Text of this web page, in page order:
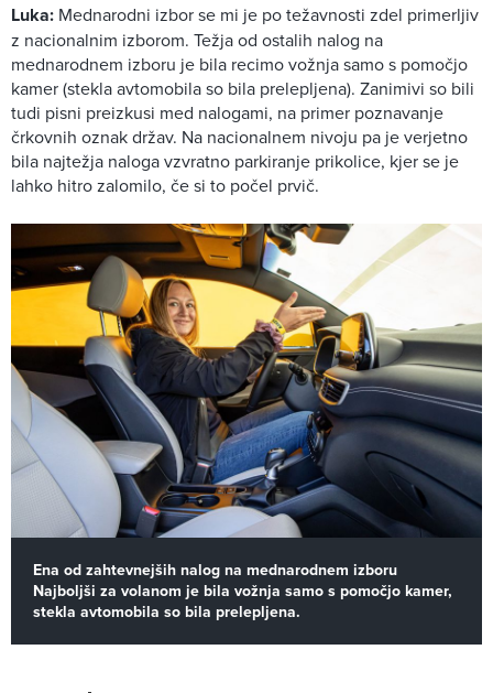
Luka: Mednarodni izbor se mi je po težavnosti zdel primerljiv
z nacionalnim izborom. Težja od ostalih nalog na
mednarodnem izboru je bila recimo vožnja samo s pomočjo
kamer (stekla avtomobila so bila prelepljena). Zanimivi so bili
tudi pisni preizkusi med nalogami, na primer poznavanje
črkovnih oznak držav. Na nacionalnem nivoju pa je verjetno
bila najtežja naloga vzvratno parkiranje prikolice, kjer se je
lahko hitro zalomilo, če si to počel prvič.
Ena od zahtevnejših nalog na mednarodnem izboru
Najboljši za volanom je bila vožnja samo s pomočjo kamer,
stekla avtomobila so bila prelepljena.